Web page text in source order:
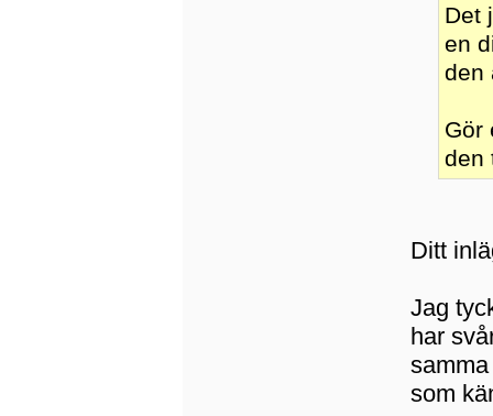
Det
en
den
Gör
den
Ditt
Jag
har
som